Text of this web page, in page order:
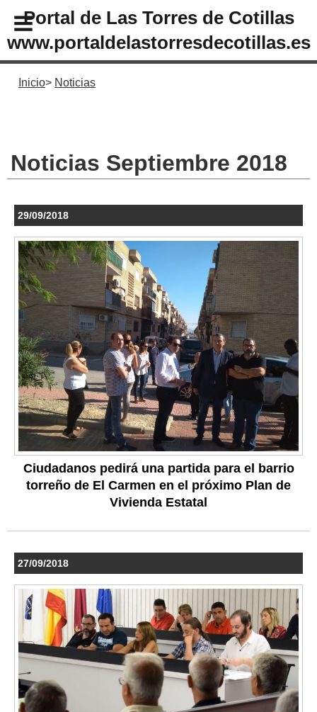
Portal de Las Torres de Cotillas
www.portaldelastorresdecotillas.es
Inicio Noticias
Noticias Septiembre 2018
29/09/2018
Ciudadanos pedirá una partida para el barrio
torreño de El Carmen en el próximo Plan de
Vivienda Estatal
27/09/2018